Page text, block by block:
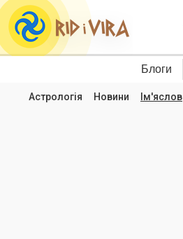
Блоги
Астрологія Новини Ім'яслов